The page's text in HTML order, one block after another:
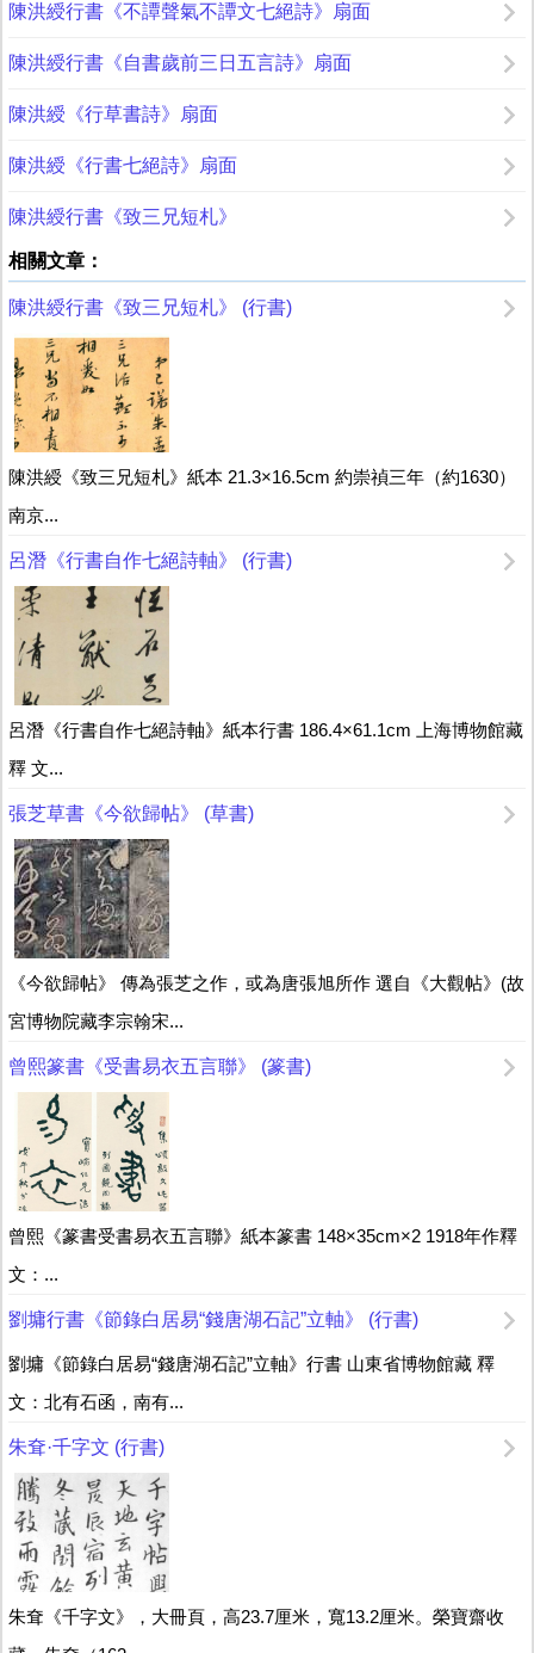
陳洪綬行書《不譚聲氣不譚文七絕詩》扇面
陳洪綬行書《自書歲前三日五言詩》扇面
陳洪綬《行草書詩》扇面
陳洪綬《行書七絕詩》扇面
陳洪綬行書《致三兄短札》
相關文章：
陳洪綬行書《致三兄短札》 (行書)
陳洪綬《致三兄短札》紙本 21.3×16.5cm 約崇禎三年（約1630）
南京...
呂潛《行書自作七絕詩軸》 (行書)
呂潛《行書自作七絕詩軸》紙本行書 186.4×61.1cm 上海博物館藏
釋 文...
張芝草書《今欲歸帖》 (草書)
《今欲歸帖》 傳為張芝之作，或為唐張旭所作 選自《大觀帖》(故
宮博物院藏李宗翰宋...
曾熙篆書《受書易衣五言聯》 (篆書)
曾熙《篆書受書易衣五言聯》紙本篆書 148×35cm×2 1918年作釋
文：...
劉墉行書《節錄白居易“錢唐湖石記”立軸》 (行書)
劉墉《節錄白居易“錢唐湖石記”立軸》行書 山東省博物館藏 釋
文：北有石函，南有...
朱耷·千字文 (行書)
朱耷《千字文》，大冊頁，高23.7厘米，寬13.2厘米。榮寶齋收